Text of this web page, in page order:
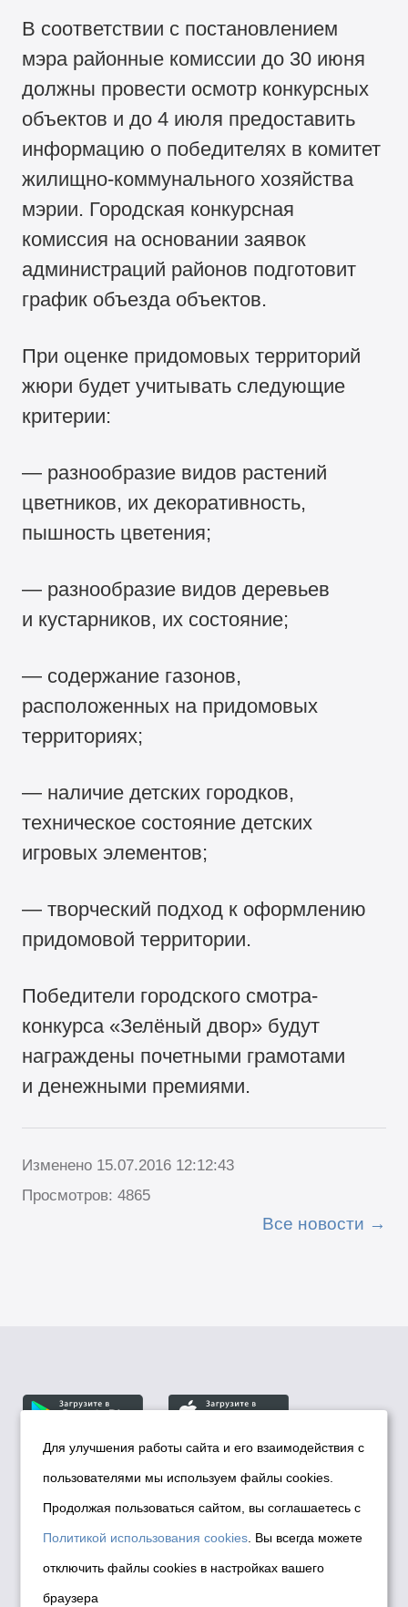
В соответствии с постановлением
мэра районные комиссии до 30 июня
должны провести осмотр конкурсных
объектов и до 4 июля предоставить
информацию о победителях в комитет
жилищно-коммунального хозяйства
мэрии. Городская конкурсная
комиссия на основании заявок
администраций районов подготовит
график объезда объектов.
При оценке придомовых территорий
жюри будет учитывать следующие
критерии:
— разнообразие видов растений
цветников, их декоративность,
пышность цветения;
— разнообразие видов деревьев
и кустарников, их состояние;
— содержание газонов,
расположенных на придомовых
территориях;
— наличие детских городков,
техническое состояние детских
игровых элементов;
— творческий подход к оформлению
придомовой территории.
Победители городского смотра-
конкурса «Зелёный двор» будут
награждены почетными грамотами
и денежными премиями.
Изменено 15.07.2016 12:12:43
Просмотров: 4865
Все новости
© Департамент информационной политики мэрии
города Новосибирска, 2026
Политика использования Cookies
Политика по обработке персональных
данных в информационных системах
мэрии города Новосибирска
Для улучшения работы сайта и его взаимодействия с
пользователями мы используем файлы cookies.
Продолжая пользоваться сайтом, вы соглашаетесь с
Политикой использования cookies . Вы всегда можете
отключить файлы cookies в настройках вашего
браузера